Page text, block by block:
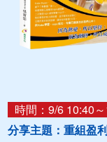
時間：9/6 10:40
分享主題：重組盈